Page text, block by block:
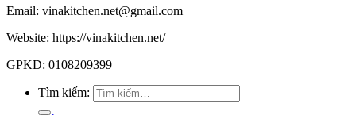
Email: vinakitchen.net@gmail.com
Website: https://vinakitchen.net/
GPKD: 0108209399
Tìm kiếm: